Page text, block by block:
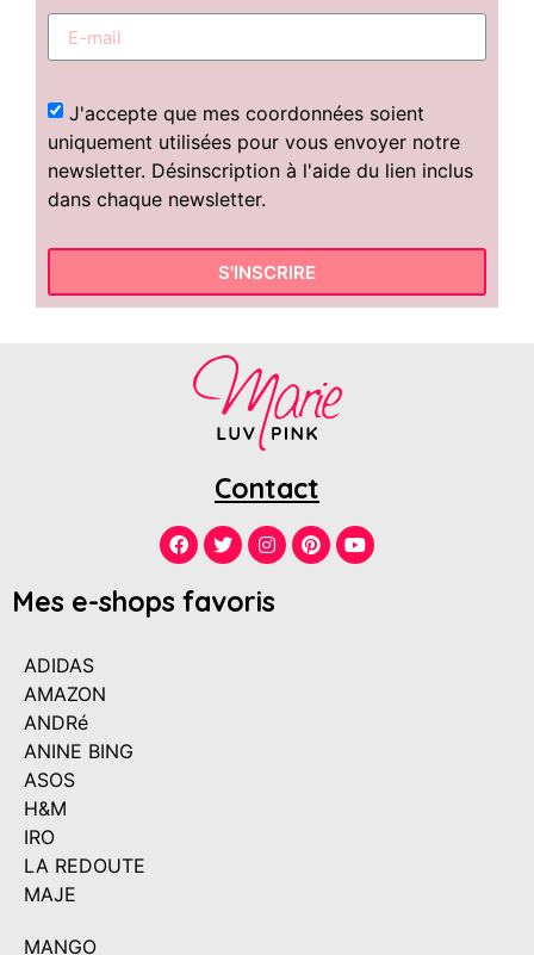
J'accepte que mes coordonnées soient
uniquement utilisées pour vous envoyer notre
newsletter. Désinscription à l'aide du lien inclus
dans chaque newsletter.
S'INSCRIRE
Contact
Mes e-shops favoris
ADIDAS
AMAZON
ANDRé
ANINE BING
ASOS
H&M
IRO
LA REDOUTE
MAJE
MANGO